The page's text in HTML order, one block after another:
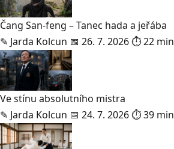
Čang San-feng – Tanec hada a jeřába
✎ Jarda Kolcun 📅 26. 7. 2026⏱ 22 min
Ve stínu absolutního mistra
✎ Jarda Kolcun 📅 24. 7. 2026⏱ 39 min